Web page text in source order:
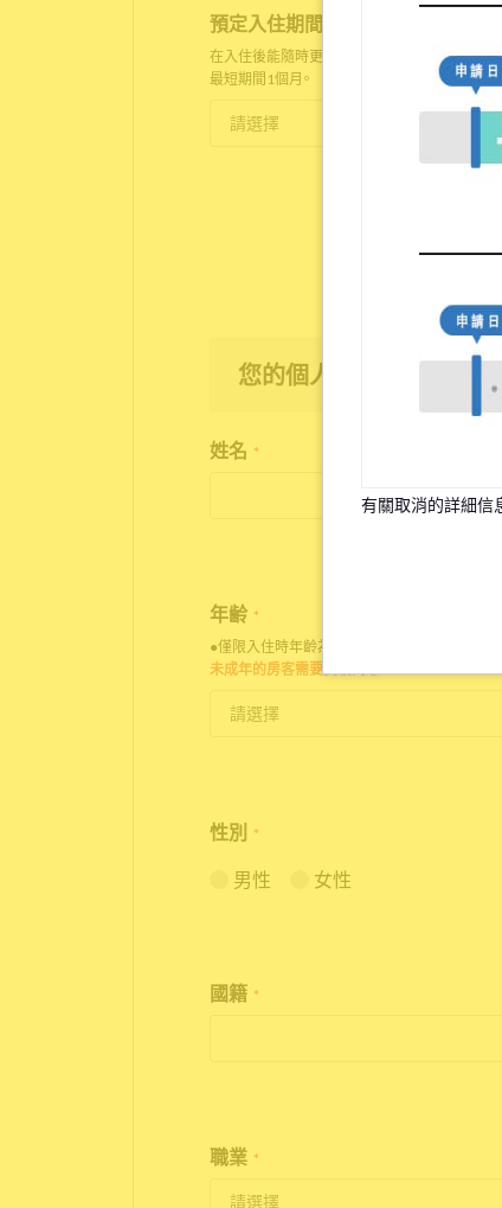
預定入住期間
在入住後能隨時更改。
最短期間1個月。
您的個人資訊
姓名 *
年齢 *
●僅限入住時年齡為18歲至35歲之人士申請入住
未成年的房客需要雙親同意。
性別 *
男性 女性
國籍 *
職業 *
有關取消的詳細信